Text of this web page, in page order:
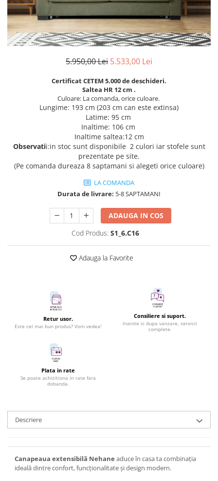
Oferte speciale
Banchete
Sezlong living
5.950,00 Lei 5.533,00 Lei
Certificat CETEM 5.000 de deschideri.
Saltea HR 12 cm .
Culoare: La comanda, orice culoare.
Lungime: 193 cm (203 cm can este extinsa)
Latime: 95 cm
Inaltime: 106 cm
Inaltime saltea:12 cm
Observatii:in stoc sunt disponibile 2 culori iar stofele sunt
prezentate pe site.
(Pe comanda dureaza 8 saptamani si alegeti orice culoare)
LA COMANDA
Durata de livrare: 5-8 SAPTAMANI
ADAUGA IN COS
Cod Produs: S1_6.C16
Adauga la Favorite
Retur usor.
Este cel mai bun produs? Vom vedea!
Consiliere si suport.
Inainte si dupa vanzare, servicii
complete.
Plata in rate
Se poate achizitiona in rate fara
dobanda.
Descriere
Canapeaua extensibilă Nehane aduce în casa ta combinația
ideală dintre confort, funcționalitate și design modern.